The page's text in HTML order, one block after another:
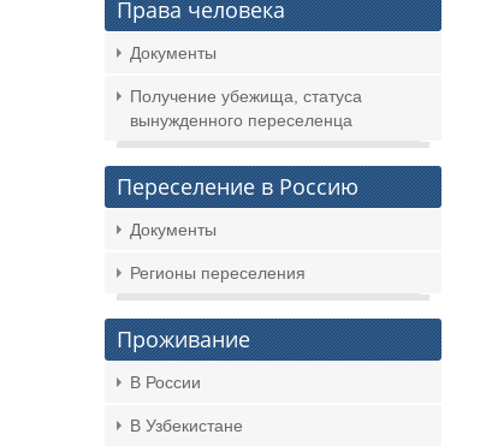
Права человека
Документы
Получение убежища, статуса
вынужденного переселенца
Переселение в Россию
Документы
Регионы переселения
Проживание
В России
В Узбекистане